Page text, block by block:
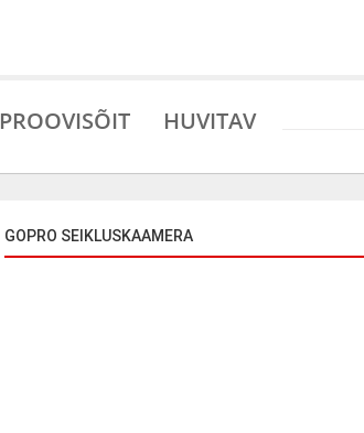
PROOVISÕIT HUVITAV
GOPRO SEIKLUSKAAMERA